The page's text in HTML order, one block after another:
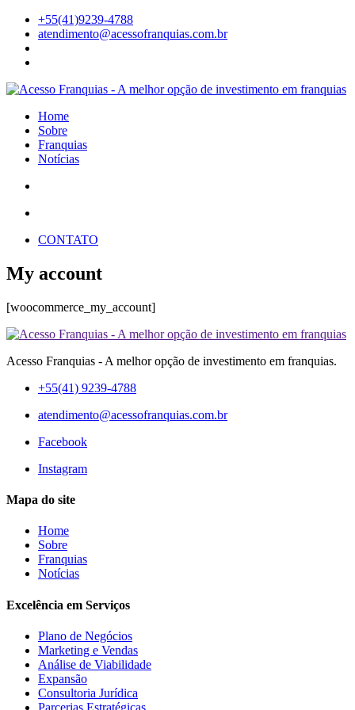
+55(41)9239-4788
atendimento@acessofranquias.com.br
Home
Sobre
Franquias
Notícias
CONTATO
My account
[woocommerce_my_account]
Acesso Franquias - A melhor opção de investimento em franquias.
+55(41) 9239-4788
atendimento@acessofranquias.com.br
Facebook
Instagram
Mapa do site
Home
Sobre
Franquias
Notícias
Excelência em Serviços
Plano de Negócios
Marketing e Vendas
Análise de Viabilidade
Expansão
Consultoria Jurídica
Parcerias Estratégicas